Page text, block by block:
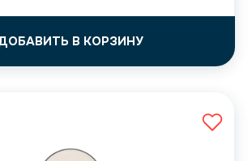
В КОРЗИНУ